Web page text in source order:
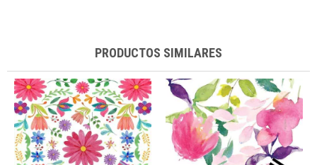
PRODUCTOS SIMILARES